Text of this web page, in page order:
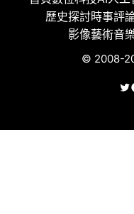
歷史探討時事評
影像藝術音
© 2008-
X